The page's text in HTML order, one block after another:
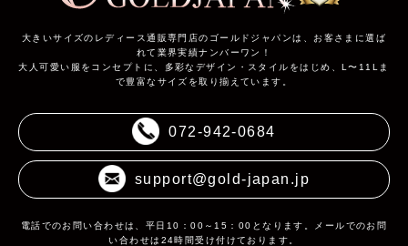
大きいサイズのレディース通販専門店のゴールドジャパンは、お客さまに選ば
れて業界実績ナンバーワン！
大人可愛い服をコンセプトに、多彩なデザイン・スタイルをはじめ、L〜11Lま
で豊富なサイズを取り揃えています。
072-942-0684
support@gold-japan.jp
電話でのお問い合わせは、平日10：00～15：00となります。メールでのお問
い合わせは24時間受け付けております。